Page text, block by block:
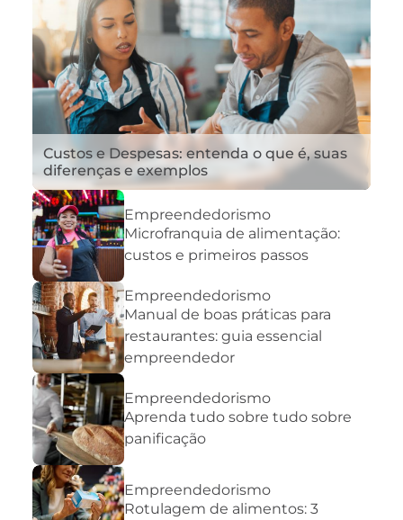
Custos e Despesas: entenda o que é, suas
diferenças e exemplos
Empreendedorismo
Microfranquia de alimentação:
custos e primeiros passos
Empreendedorismo
Manual de boas práticas para
restaurantes: guia essencial
empreendedor
Empreendedorismo
Aprenda tudo sobre tudo sobre
panificação
Empreendedorismo
Rotulagem de alimentos: 3